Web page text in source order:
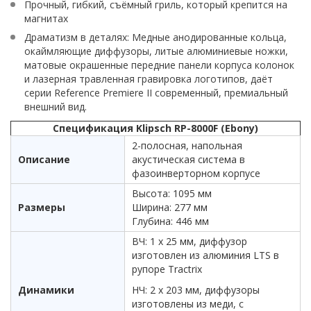
Прочный, гибкий, съёмный гриль, который крепится на
магнитах
Драматизм в деталях: Медные анодированные кольца,
окаймляющие диффузоры, литые алюминиевые ножки,
матовые окрашенные передние панели корпуса колонок
и лазерная травленная гравировка логотипов, даёт
серии Reference Premiere II современный, премиальный
внешний вид.
Спецификация Klipsch RP-8000F (Ebony)
Описание
2-полосная, напольная
акустическая система в
фазоинверторном корпусе
Размеры
Высота: 1095 мм
Ширина: 277 мм
Глубина: 446 мм
Динамики
ВЧ: 1 х 25 мм, диффузор
изготовлен из алюминия LTS в
рупоре Tractrix
НЧ: 2 х 203 мм, диффузоры
изготовлены из меди, с